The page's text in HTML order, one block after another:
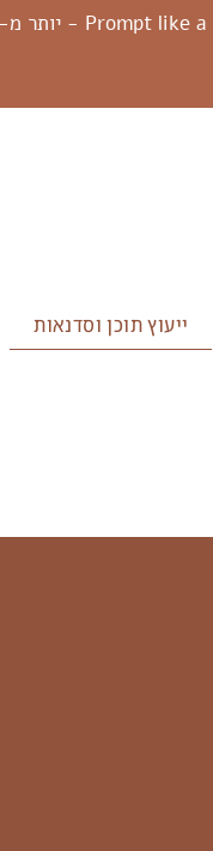
ייעוץ תוכן וסדנאות
לחיפוש – שאנשים